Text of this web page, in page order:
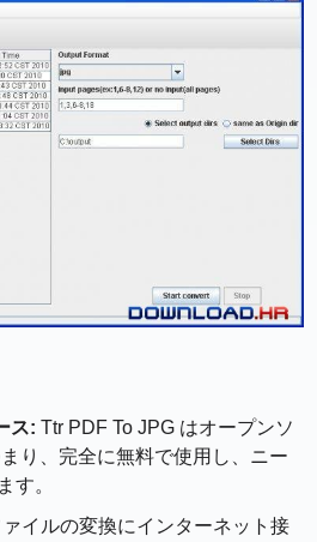
ス: Ttr PDF To JPG はオープンソ
り、完全に無料で使用し、ニー
す。
ァイルの変換にインターネット接